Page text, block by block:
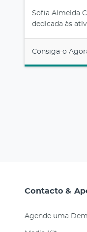
Sofia Almeida
dedicada às
Consiga-o
Contacto &
Agende uma